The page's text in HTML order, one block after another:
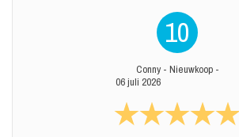
10
Conny - Nieuwkoop -
06 juli 2026